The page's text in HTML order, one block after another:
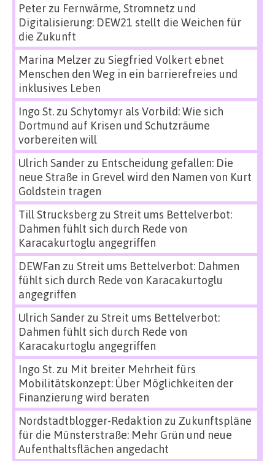
Peterzu Fernwärme, Stromnetz und
Digitalisierung: DEW21 stellt die Weichen für
die Zukunft
Marina Melzerzu Siegfried Volkert ebnet
Menschen den Weg in ein barrierefreies und
inklusives Leben
Ingo St.zu Schytomyr als Vorbild: Wie sich
Dortmund auf Krisen und Schutzräume
vorbereiten will
Ulrich Sanderzu Entscheidung gefallen: Die
neue Straße in Grevel wird den Namen von Kurt
Goldstein tragen
Till Strucksbergzu Streit ums Bettelverbot:
Dahmen fühlt sich durch Rede von
Karacakurtoglu angegriffen
DEWFan zu Streit ums Bettelverbot: Dahmen
fühlt sich durch Rede von Karacakurtoglu
angegriffen
Ulrich Sanderzu Streit ums Bettelverbot:
Dahmen fühlt sich durch Rede von
Karacakurtoglu angegriffen
Ingo St.zu Mit breiter Mehrheit fürs
Mobilitätskonzept: Über Möglichkeiten der
Finanzierung wird beraten
Nordstadtblogger-Redaktion zu Zukunftspläne
für die Münsterstraße: Mehr Grün und neue
Aufenthaltsflächen angedacht